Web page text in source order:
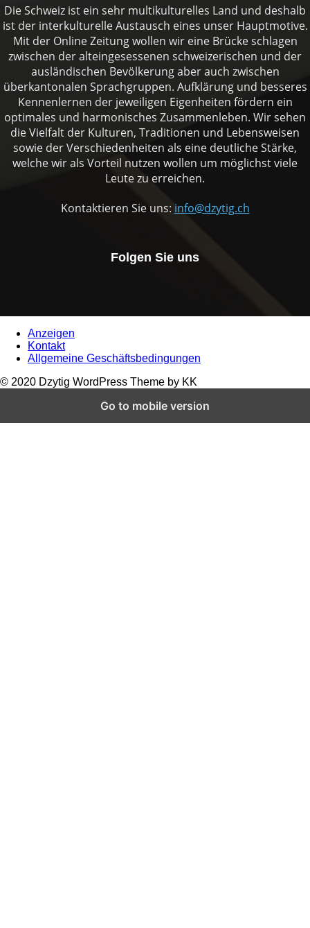
Die Schweiz ist ein sehr multikulturelles Land und deshalb
ist der interkulturelle Austausch eines unser Hauptmotive.
Mit der Online Zeitung wollen wir eine Brücke schlagen
zwischen der alteingesessenen schweizerischen und der
ausländischen Bevölkerung aber auch zwischen
überkantonalen Sprachgruppen. Aufklärung und besseres
Kennenlernen der jeweiligen Eigenheiten fördern ein
optimales und harmonisches Zusammenleben. Wir sehen
die Vielfalt der Kulturen, Traditionen und Lebensweisen
sowie der Verschiedenheiten als eine deutliche Stärke,
welche wir als Vorteil nutzen wollen um möglichst viele
Leute zu erreichen.
Kontaktieren Sie uns: info@dzytig.ch
Folgen Sie uns
Anzeigen
Kontakt
Allgemeine Geschäftsbedingungen
© 2020 Dzytig WordPress Theme by KK
Go to mobile version